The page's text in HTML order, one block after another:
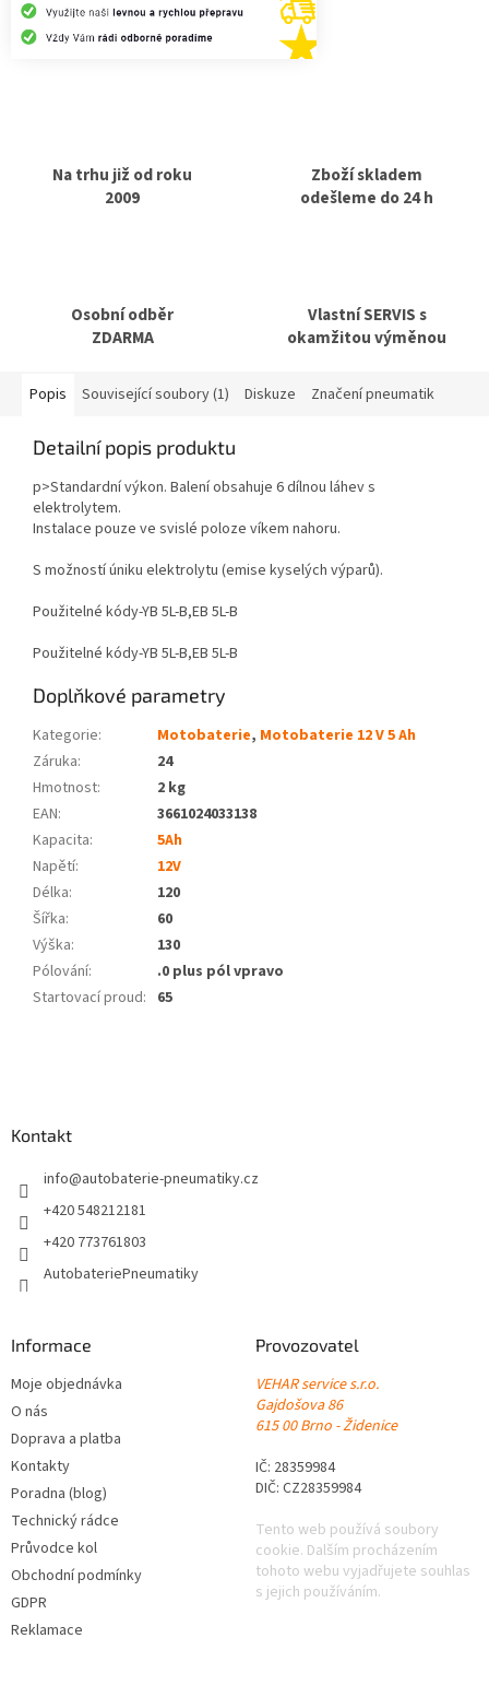
Na trhu již od roku
2009
Zboží skladem
odešleme do 24 h
Osobní odběr
ZDARMA
Vlastní SERVIS s
okamžitou výměnou
Popis Související soubory (1) Diskuze Značení pneumatik
Detailní popis produktu
p>Standardní výkon. Balení obsahuje 6 dílnou láhev s
elektrolytem.
Instalace pouze ve svislé poloze víkem nahoru.
S možností úniku elektrolytu (emise kyselých výparů).
Použitelné kódy-YB 5L-B,EB 5L-B
Použitelné kódy-YB 5L-B,EB 5L-B
Doplňkové parametry
Kategorie: Motobaterie, Motobaterie 12 V 5 Ah
Záruka:
24
Hmotnost:
2 kg
EAN:
3661024033138
Kapacita:
5Ah
Napětí:
12V
Délka:
120
Šířka:
60
Výška:
130
Pólování:
.0 plus pól vpravo
Startovací proud: 65
Kontakt
info@autobaterie-pneumatiky.cz
+420 548212181
+420 773761803
AutobateriePneumatiky
Informace
Moje objednávka
O nás
Doprava a platba
Kontakty
Poradna (blog)
Technický rádce
Průvodce kol
Obchodní podmínky
GDPR
Reklamace
Provozovatel
VEHAR service s.r.o.
Gajdošova 86
615 00 Brno - Židenice
IČ: 28359984
DIČ: CZ28359984
Tento web používá soubory
cookie. Dalším procházením
tohoto webu vyjadřujete souhlas
s jejich používáním.